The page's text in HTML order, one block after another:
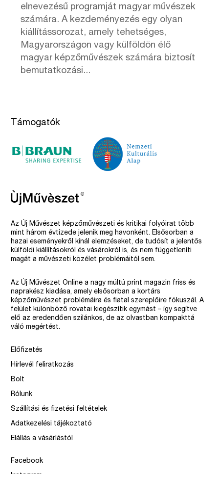
elnevezésű programját magyar művészek
számára. A kezdeményezés egy olyan
kiállítássorozat, amely tehetséges,
Magyarországon vagy külföldön élő
magyar képzőművészek számára biztosít
bemutatkozási...
Támogatók
Az Új Művészet képzőművészeti és kritikai folyóirat több
mint három évtizede jelenik meg havonként. Elsősorban a
hazai eseményekről kínál elemzéseket, de tudósít a jelentős
külföldi kiállításokról és vásárokról is, és nem függetleníti
magát a művészeti közélet problémáitól sem.
Az Új Művészet Online a nagy múltú print magazin friss és
naprakész kiadása, amely elsősorban a kortárs
képzőművészet problémáira és fiatal szereplőire fókuszál. A
felület különböző rovatai kiegészítik egymást – így segítve
elő az eredendően szilánkos, de az olvastban kompakttá
váló megértést.
Előfizetés
Hírlevél feliratkozás
Bolt
Rólunk
Szállítási és fizetési feltételek
Adatkezelési tájékoztató
Elállás a vásárlástól
Facebook